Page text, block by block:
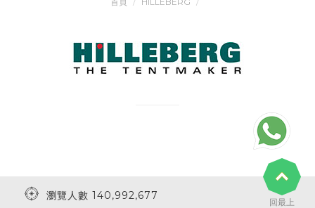
回最上
瀏覽人數 140,992,677